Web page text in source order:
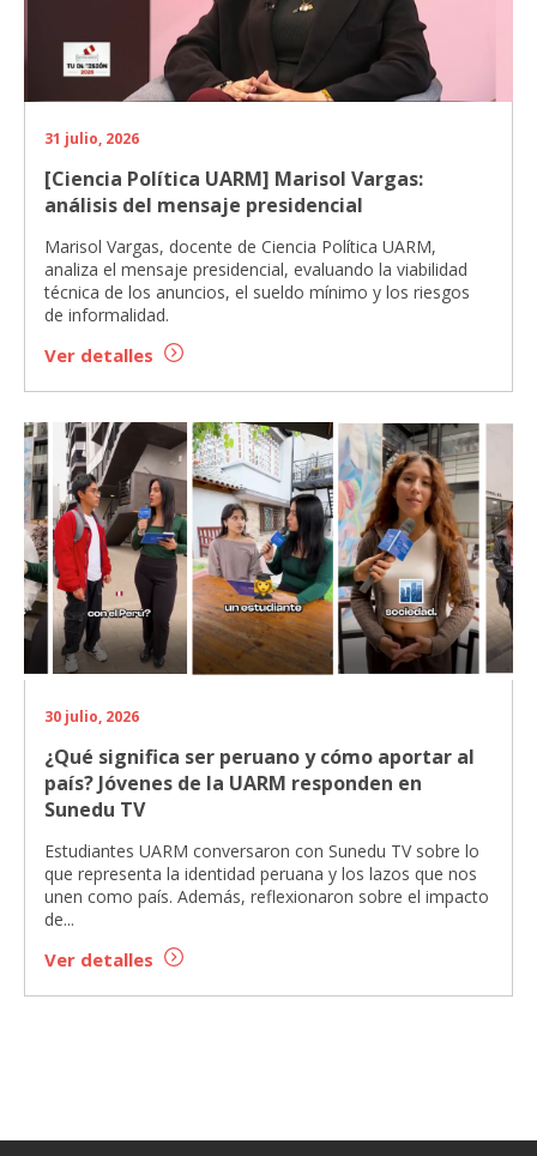
31 julio, 2026
[Ciencia Política UARM] Marisol Vargas:
análisis del mensaje presidencial
Marisol Vargas, docente de Ciencia Política UARM,
analiza el mensaje presidencial, evaluando la viabilidad
técnica de los anuncios, el sueldo mínimo y los riesgos
de informalidad.
Ver detalles
30 julio, 2026
¿Qué significa ser peruano y cómo aportar al
país? Jóvenes de la UARM responden en
Sunedu TV
Estudiantes UARM conversaron con Sunedu TV sobre lo
que representa la identidad peruana y los lazos que nos
unen como país. Además, reflexionaron sobre el impacto
de...
Ver detalles